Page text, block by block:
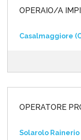
OPERAIO/A
Casalmaggiore
OPERATORE
Solarolo Rainerio